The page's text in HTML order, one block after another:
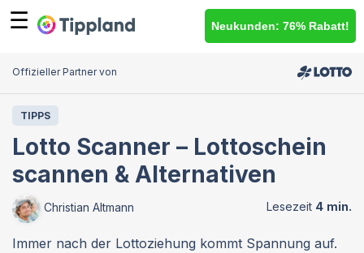
☰ Neukunden: 76% Rabatt!
Offizieller Partner von
TIPPS
Lotto Scanner – Lottoschein
scannen & Alternativen
Christian Altmann
Immer nach der Lottoziehung kommt Spannung auf.